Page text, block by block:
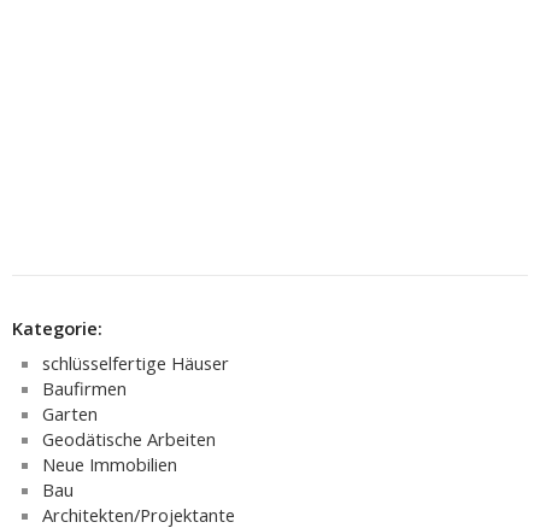
Kategorie:
schlüsselfertige Häuser
Baufirmen
Garten
Geodätische Arbeiten
Neue Immobilien
Bau
Architekten/Projektante